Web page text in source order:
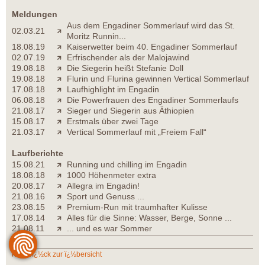
Meldungen
02.03.21
Aus dem Engadiner Sommerlauf wird das St.
Moritz Runnin...
18.08.19
Kaiserwetter beim 40. Engadiner Sommerlauf
02.07.19
Erfrischender als der Malojawind
19.08.18
Die Siegerin heißt Stefanie Doll
19.08.18
Flurin und Flurina gewinnen Vertical Sommerlauf
17.08.18
Laufhighlight im Engadin
06.08.18
Die Powerfrauen des Engadiner Sommerlaufs
21.08.17
Sieger und Siegerin aus Äthiopien
15.08.17
Erstmals über zwei Tage
21.03.17
Vertical Sommerlauf mit „Freiem Fall“
Laufberichte
15.08.21
Running und chilling im Engadin
18.08.18
1000 Höhenmeter extra
20.08.17
Allegra im Engadin!
21.08.16
Sport und Genuss ...
23.08.15
Premium-Run mit traumhafter Kulisse
17.08.14
Alles für die Sinne: Wasser, Berge, Sonne ...
21.08.11
... und es war Sommer
zurï¿½ck zur ï¿½bersicht